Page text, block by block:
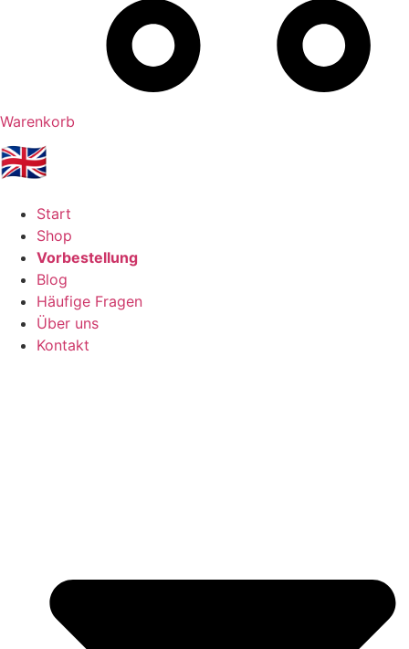
Warenkorb
🇬🇧
Start
Shop
Vorbestellung
Blog
Häufige Fragen
Über uns
Kontakt